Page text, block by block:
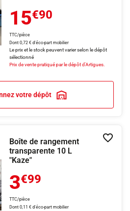
15€90
TTC/pièce
Dont 0,72 € d'éco-part mobilier
Le prix et le stock peuvent varier selon le dépôt
sélectionné
Prix de vente pratiqué par le dépôt d'Artigues.
votre dépôt
Boîte de rangement
transparente 10 L
"Kaze"
3€99
TTC/pièce
Dont 0,11 € d'éco-part mobilier